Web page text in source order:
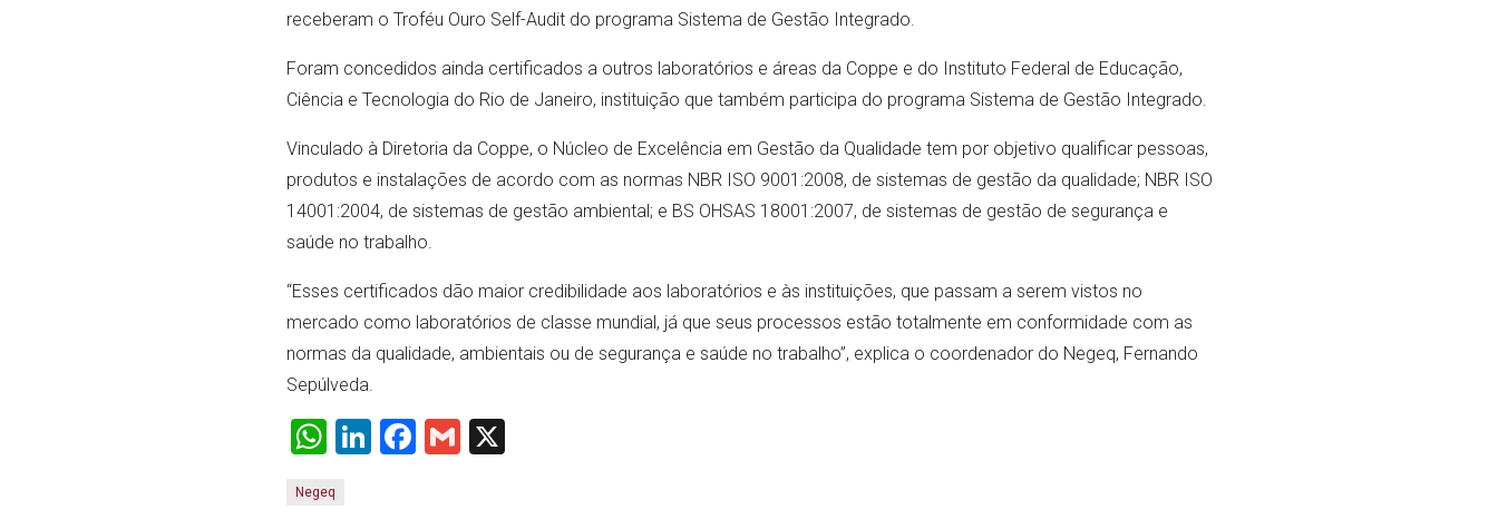
receberam o Troféu Ouro Self-Audit do programa Sistema de Gestão Integrado.
Foram concedidos ainda certificados a outros laboratórios e áreas da Coppe e do Instituto Federal de Educação,
Ciência e Tecnologia do Rio de Janeiro, instituição que também participa do programa Sistema de Gestão Integrado.
Vinculado à Diretoria da Coppe, o Núcleo de Excelência em Gestão da Qualidade tem por objetivo qualificar pessoas,
produtos e instalações de acordo com as normas NBR ISO 9001:2008, de sistemas de gestão da qualidade; NBR ISO
14001:2004, de sistemas de gestão ambiental; e BS OHSAS 18001:2007, de sistemas de gestão de segurança e
saúde no trabalho.
“Esses certificados dão maior credibilidade aos laboratórios e às instituições, que passam a serem vistos no
mercado como laboratórios de classe mundial, já que seus processos estão totalmente em conformidade com as
normas da qualidade, ambientais ou de segurança e saúde no trabalho”, explica o coordenador do Negeq, Fernando
Sepúlveda.
WhatsApp
LinkedIn
Facebook
Gmail
X
Negeq